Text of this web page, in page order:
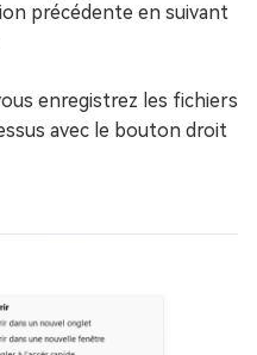
précédente en suivant
enregistrez les fichiers
avec le bouton droit